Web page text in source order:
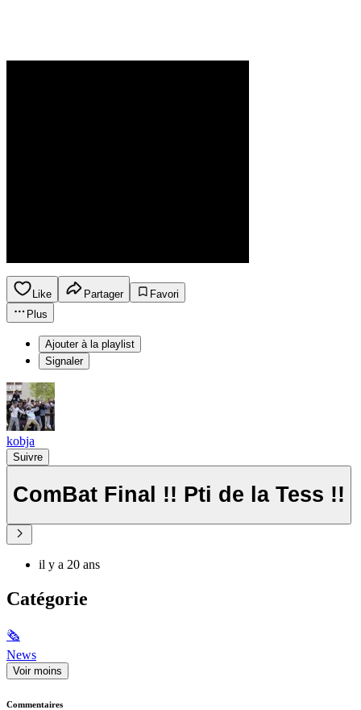
Like Partager
Favori
Plus
Ajouter à la playlist
Signaler
kobja
Suivre
ComBat Final !! Pti de la Tess !!
il y a 20 ans
Catégorie
🗞
News
Voir moins
Commentaires